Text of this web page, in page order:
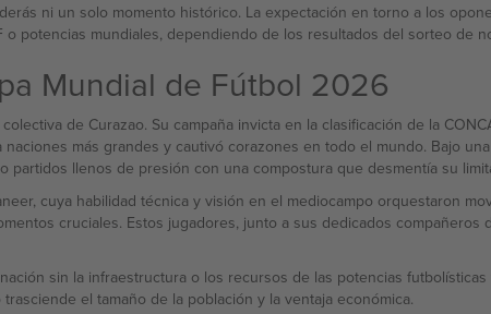
ni un solo momento histórico. La expectación en torno a los
potencias mundiales, dependiendo de los resultados del sorteo de
Mundial de Fútbol 2026
de Curazao. Su campaña invicta en la clasificación de la
más grandes y cautivó corazones en todo el mundo. Bajo
partidos llenos de presión con una compostura que desmentía su
cuya habilidad técnica y visión en el mediocampo orquestaron
cruciales. Estos jugadores, junto a sus dedicados
sin la infraestructura o los recursos de las potencias futbolísticas
el tamaño de la población y la ventaja económica.